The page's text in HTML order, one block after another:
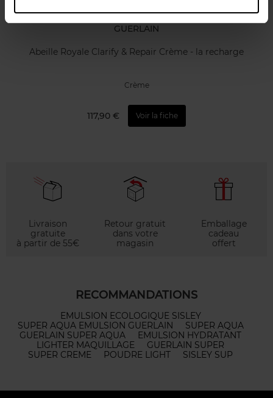
GUERLAIN
Abeille Royale Clarify & Repair Crème - la recharge
Crème
117,90 € Voir la fiche
Livraison
gratuite
à partir de 55€
Retour gratuit
dans votre
magasin
Emballage
cadeau
offert
RECOMMANDATIONS
EMULSION ECOLOGIQUE SISLEY
SUPER AQUA EMULSION GUERLAIN
SUPER AQUA
GUERLAIN SUPER AQUA
EMULSION HYDRATANT
LIGHTER MAQUILLAGE
GUERLAIN SUPER
SUPER CREME
POUDRE LIGHT SISLEY SUP